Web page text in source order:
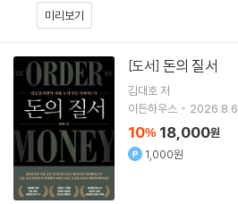
미리보기
[도서] 돈의 질서
김대호저
이든하우스
2026.8.6.
10% 18,000원
1,000원